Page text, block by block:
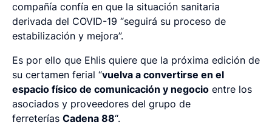
compañía confía en que la situación sanitaria
derivada del COVID-19 “seguirá su proceso de
estabilización y mejora”.
Es por ello que Ehlis quiere que la próxima edición de
su certamen ferial “vuelva a convertirse en el
espacio físico de comunicación y negocio entre los
asociados y proveedores del grupo de
ferreterías Cadena 88“.